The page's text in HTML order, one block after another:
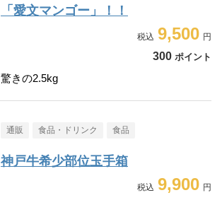
「愛文マンゴー」！！
9,500
300 ポイント
驚きの2.5kg
通販 食品・ドリンク 食品
神戸牛希少部位玉手箱
9,900